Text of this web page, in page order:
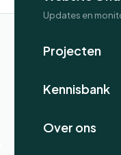
Updates en
Projecten
Kennisbank
Over ons